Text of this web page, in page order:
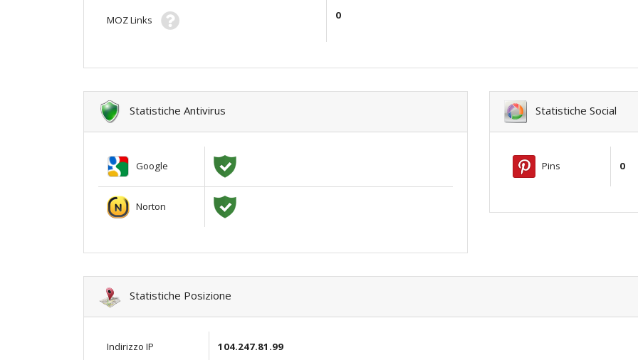
MOZ Links 0
Statistiche Antivirus
Google
Norton
Statistiche Social
Pins 0
Statistiche Posizione
Indirizzo IP 104.247.81.99